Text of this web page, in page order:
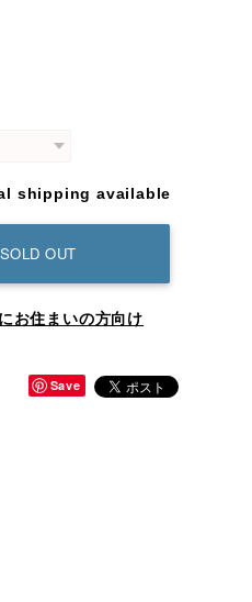
shipping available
SOLD OUT
お住まいの方向け
Save